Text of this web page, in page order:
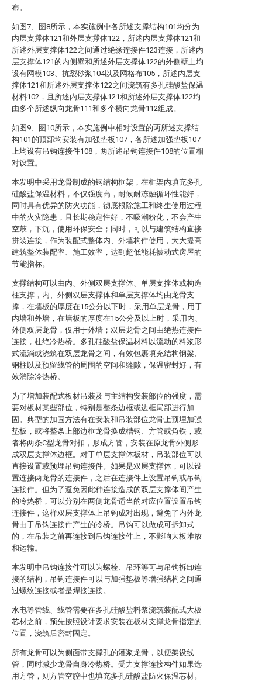
布。
如图7、图8所示，本实施例中各所述支撑结构101均分为
内层支撑体121和外层支撑体122，所述内层支撑体121和
所述外层支撑体122之间通过绝缘连接件123连接，所述内
层支撑体121的内侧壁和所述外层支撑体122的外侧壁上均
设有网模103、抗裂砂浆104以及网格布105，所述内层支
撑体121和所述外层支撑体122之间浇筑有多孔硅酸盐保温
材料102，且所述内层支撑体121和所述外层支撑体122均
由多个所述纵向龙骨111和多个横向龙骨112组成。
如图9、图10所示，本实施例中相对设置的两所述支撑结
构101的顶部均安装有加强垫板107，各所述加强垫板107
上均设有吊钩连接件108，两所述吊钩连接件108的位置相
对设置。
本发明中采用龙骨制成的钢结构框架，在框架内填充多孔
硅酸盐保温材料，不仅强度高，耐候耐冻融循环性能好，
同时具有优异的防火功能，彻底根除施工和终生使用过程
中的火灾隐患，且长期稳定性好，不吸潮粉化，不会产生
空鼓，下沉，使用环保安全；同时，可以与建筑结构直接
拼装连接，作为装配式整体内、外墙构件使用，大大提高
建筑整体装配率、施工效率，达到超低能耗被动式房屋的
节能指标。
支撑结构可以由内、外侧双层支撑体、单层支撑体或构造
柱支撑，内、外侧双层支撑体和单层支撑体均由龙骨支
撑，在墙板的厚度在15公分以下时，采用单层龙骨，用于
内墙和外墙，在墙板的厚度在15公分及以上时，采用内、
外侧双层龙骨，仅用于外墙；双层龙骨之间由绝热连接件
连接，杜绝冷热桥。多孔硅酸盐保温材料以流动的料浆形
式流淌或浇筑在双层龙骨之间，有效包裹填充结构钢梁、
钢柱以及预留线管的周围的空间和缝隙，保温密封好，有
效消除冷热桥。
为了增加装配式板材吊装及与主结构安装部位的强度，需
要对板材某些部位，特别是整条边框或边框局部进行加
固。典型的加固方法有在安装和吊装部位龙骨上预埋加强
垫板，或将整条上部边框龙骨换成槽钢、方管或角铁，或
者将两条C型龙骨对扣，形成方管，安装在原龙骨外侧形
成双层支撑体边框。对于单层支撑体板材，吊装部位可以
直接设置或预埋吊钩连接件。如果是双层支撑体，可以设
置连接两龙骨的连接件，之后在连接件上设置吊钩或吊钩
连接件。但为了避免因此种连接造成的双层支撑体间产生
的冷热桥，可以分别在两侧龙骨适当的对应位置设置吊钩
连接件，这样双层支撑体上吊钩成对出现，避免了内外龙
骨由于吊钩连接件产生的冷桥。吊钩可以做成可拆卸式
的，在吊装之前再连接到吊钩连接件上，不影响大板堆放
和运输。
本发明中吊钩连接件可以为螺栓、吊环等可与吊钩拆卸连
接的结构，吊钩连接件可以与加强垫板等增强结构之间通
过螺纹连接或者是焊接连接。
水电等管线、线管需要在多孔硅酸盐料浆浇筑装配式大板
芯材之前，预先按照设计要求安装在板材支撑龙骨指定的
位置，浇筑后密封固定。
所有龙骨可以为侧面带支撑孔的灌浆龙骨，以便架设线
管，同时减少龙骨自身冷热桥。受力支撑连接构件如果选
用方管，则方管空腔中也填充多孔硅酸盐防火保温芯材。